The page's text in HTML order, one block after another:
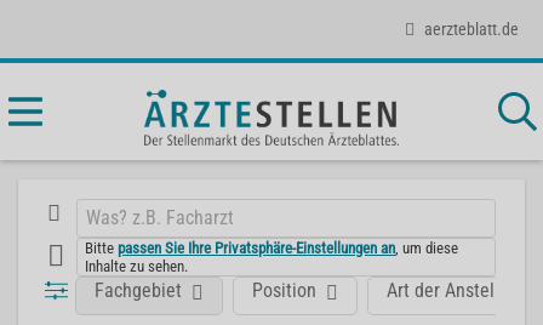
aerzteblatt.de
Bittepassen Sie Ihre Privatsphäre-Einstellungen an , um diese
Inhalte zu sehen.
Position
Fachgebiet Art der Anstellung